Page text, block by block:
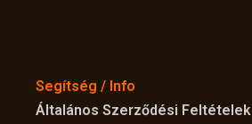
Segítség / Info
Általános Szerződési Feltételek